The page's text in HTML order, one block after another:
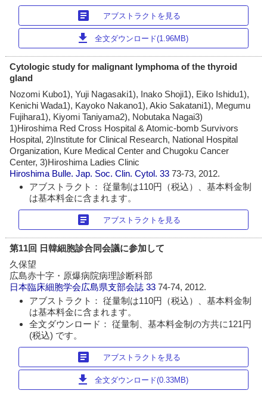
article アブストラクトを見る
download 全文ダウンロード(1.96MB)
Cytologic study for malignant lymphoma of the thyroid
gland
Nozomi Kubo1), Yuji Nagasaki1), Inako Shoji1), Eiko Ishidu1),
Kenichi Wada1), Kayoko Nakano1), Akio Sakatani1), Megumu
Fujihara1), Kiyomi Taniyama2), Nobutaka Nagai3)
1)Hiroshima Red Cross Hospital & Atomic-bomb Survivors
Hospital, 2)Institute for Clinical Research, National Hospital
Organization, Kure Medical Center and Chugoku Cancer
Center, 3)Hiroshima Ladies Clinic
Hiroshima Bulle. Jap. Soc. Clin. Cytol. 3373-73, 2012.
アブストラクト： 従量制は110円（税込）、基本料金制
は基本料金に含まれます。
article アブストラクトを見る
第11回 日韓細胞診合同会議に参加して
久保望
広島赤十字・原爆病院病理診断科部
日本臨床細胞学会広島県支部会誌 3374-74, 2012.
アブストラクト： 従量制は110円（税込）、基本料金制
は基本料金に含まれます。
全文ダウンロード： 従量制、基本料金制の方共に121円
(税込) です。
article アブストラクトを見る
download 全文ダウンロード(0.33MB)